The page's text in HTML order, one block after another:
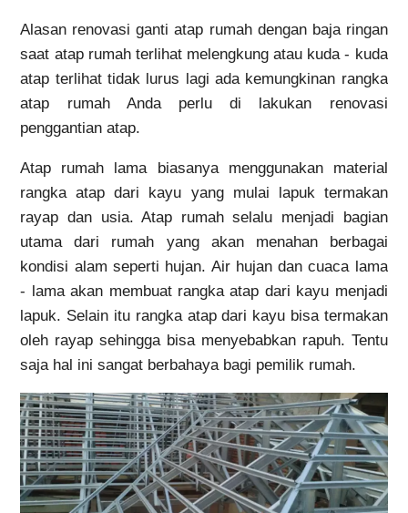
Alasan renovasi ganti atap rumah dengan baja ringan
saat atap rumah terlihat melengkung atau kuda - kuda
atap terlihat tidak lurus lagi ada kemungkinan rangka
atap rumah Anda perlu di lakukan renovasi
penggantian atap.
Atap rumah lama biasanya menggunakan material
rangka atap dari kayu yang mulai lapuk termakan
rayap dan usia. Atap rumah selalu menjadi bagian
utama dari rumah yang akan menahan berbagai
kondisi alam seperti hujan. Air hujan dan cuaca lama
- lama akan membuat rangka atap dari kayu menjadi
lapuk. Selain itu rangka atap dari kayu bisa termakan
oleh rayap sehingga bisa menyebabkan rapuh. Tentu
saja hal ini sangat berbahaya bagi pemilik rumah.